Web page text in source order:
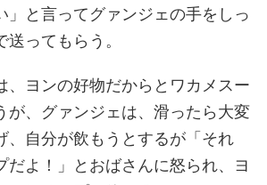
」と言ってグァンジェの手をしっ
ってもらう。
、ヨンの好物だからとワカメスー
が、グァンジェは、滑ったら大変
、自分が飲もうとするが「それ
だよ！」とおばさんに怒られ、ヨ